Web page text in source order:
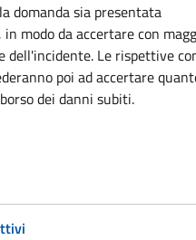
domanda sia presentata
modo da accertare con
dell'incidente. Le rispettive
poi ad accertare
dei danni subiti.